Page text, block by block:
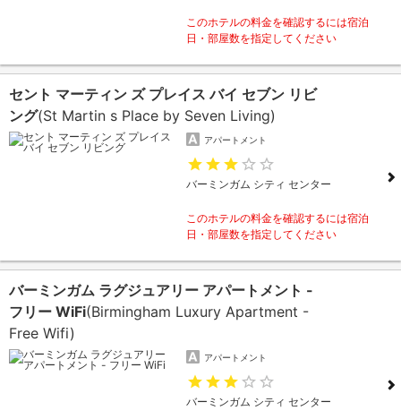
このホテルの料金を確認するには宿泊
日・部屋数を指定してください
セント マーティン ズ プレイス バイ セブン リビ
ング(St Martin s Place by Seven Living)
アパートメント
バーミンガム シティ センター
このホテルの料金を確認するには宿泊
日・部屋数を指定してください
バーミンガム ラグジュアリー アパートメント -
フリー WiFi(Birmingham Luxury Apartment -
Free Wifi)
アパートメント
バーミンガム シティ センター